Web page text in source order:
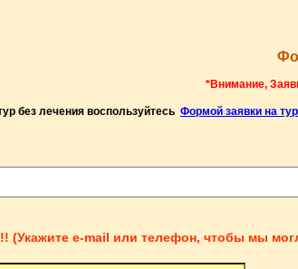
*Внимание,
без лечения воспользуйтесь Формой заявки на тур
(Укажите e-mail или телефон, чтобы мы